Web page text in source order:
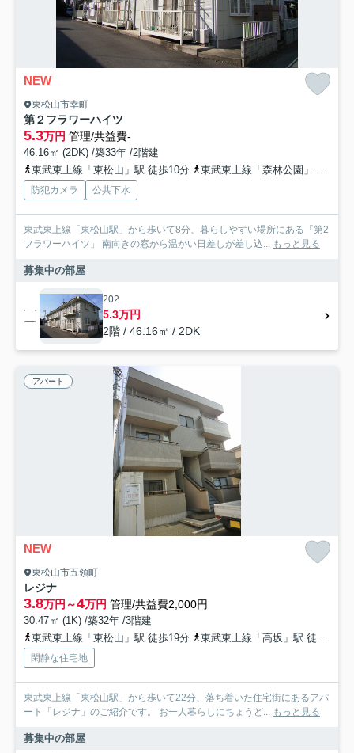
NEW
東松山市幸町
第２フラワーハイツ
5.3万円 管理/共益費-
46.16㎡ (2DK) /築33年 /2階建
東武東上線「東松山」駅 徒歩10分
東武東上線「森林公園」駅 徒歩41分
防犯カメラ 公共下水
東武東上線「東松山駅」から歩いて8分、暮らしやすい場所にある「第2
フラワーハイツ」 南向きの窓から温かい日差しが差し込... もっと見る
募集中の部屋
202
5.3万円
2階 / 46.16㎡ / 2DK
アパート
NEW
東松山市五領町
レジナ
3.8万円～4万円 管理/共益費2,000円
30.47㎡ (1K) /築32年 /3階建
東武東上線「東松山」駅 徒歩19分
東武東上線「高坂」駅 徒歩53分
閑静な住宅地
東武東上線「東松山駅」から歩いて22分、落ち着いた住宅街にあるアパ
ート「レジナ」のご紹介です。 お一人暮らしにちょうど... もっと見る
募集中の部屋